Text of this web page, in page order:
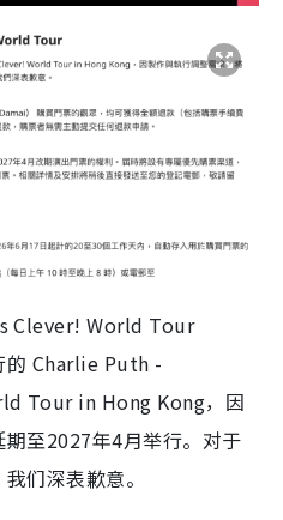
Clever! World Tour
的 Charlie Puth -
Tour in Hong Kong，因
至2027年4月举行。对于
们深表歉意。